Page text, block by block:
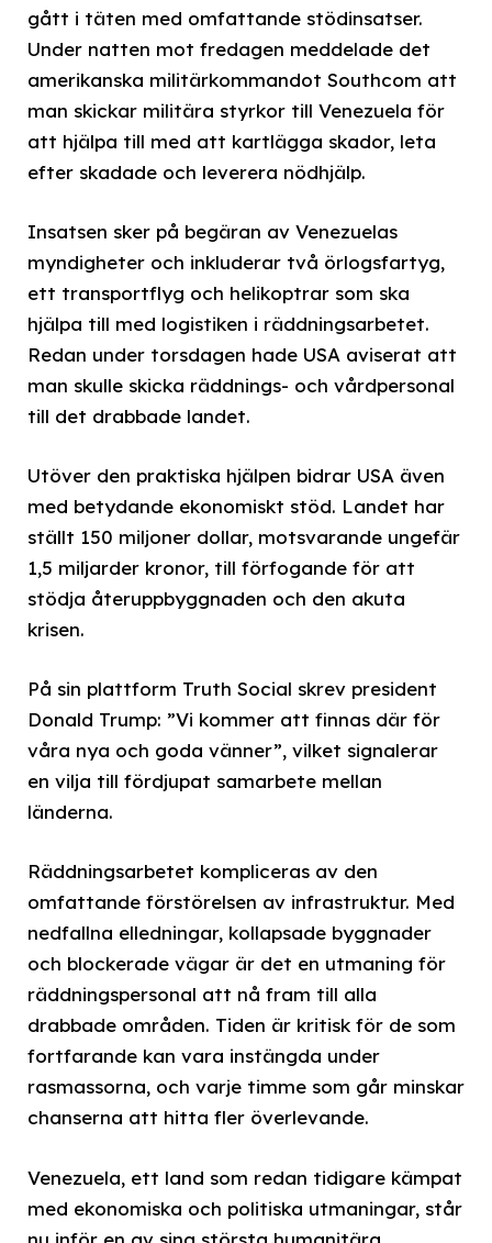
gått i täten med omfattande stödinsatser.
Under natten mot fredagen meddelade det
amerikanska militärkommandot Southcom att
man skickar militära styrkor till Venezuela för
att hjälpa till med att kartlägga skador, leta
efter skadade och leverera nödhjälp.
Insatsen sker på begäran av Venezuelas
myndigheter och inkluderar två örlogsfartyg,
ett transportflyg och helikoptrar som ska
hjälpa till med logistiken i räddningsarbetet.
Redan under torsdagen hade USA aviserat att
man skulle skicka räddnings- och vårdpersonal
till det drabbade landet.
Utöver den praktiska hjälpen bidrar USA även
med betydande ekonomiskt stöd. Landet har
ställt 150 miljoner dollar, motsvarande ungefär
1,5 miljarder kronor, till förfogande för att
stödja återuppbyggnaden och den akuta
krisen.
På sin plattform Truth Social skrev president
Donald Trump: ”Vi kommer att finnas där för
våra nya och goda vänner”, vilket signalerar
en vilja till fördjupat samarbete mellan
länderna.
Räddningsarbetet kompliceras av den
omfattande förstörelsen av infrastruktur. Med
nedfallna elledningar, kollapsade byggnader
och blockerade vägar är det en utmaning för
räddningspersonal att nå fram till alla
drabbade områden. Tiden är kritisk för de som
fortfarande kan vara instängda under
rasmassorna, och varje timme som går minskar
chanserna att hitta fler överlevande.
Venezuela, ett land som redan tidigare kämpat
med ekonomiska och politiska utmaningar, står